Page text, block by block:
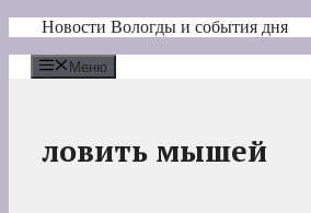
Перейти
содержимому
Новости Вологды и события дня
Меню
ловить мышей